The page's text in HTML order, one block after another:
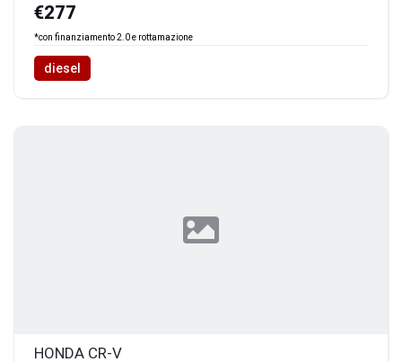
€277
*con finanziamento 2.0 e rottamazione
diesel
HONDA CR-V